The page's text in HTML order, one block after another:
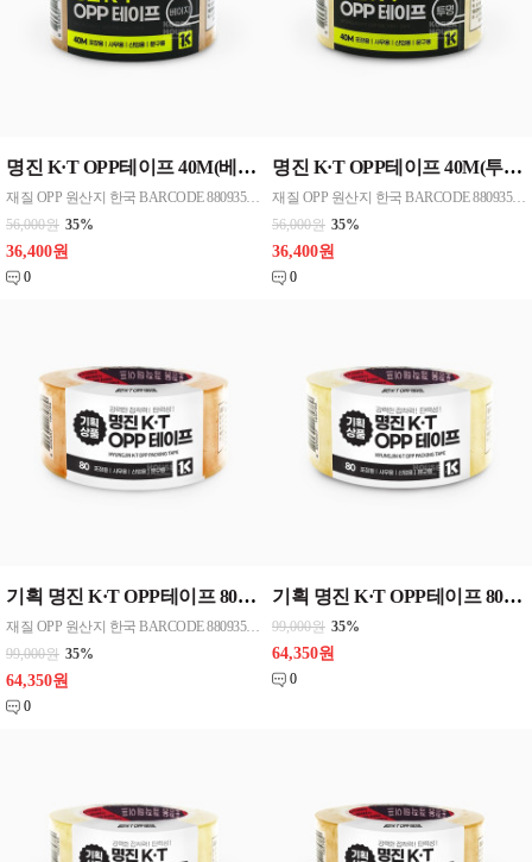
명진 K·T OPP테이프 40M(베이지) 48mmx40M 50개한박스단위 판매
재질 OPP 원산지 한국 BARCODE 8809357185758
56,000원 35%
36,400원
0
명진 K·T OPP테이프 40M(투명) 48mmx40M 50개 한박스단위 판매
재질 OPP 원산지 한국 BARCODE 8809357185741
56,000원 35%
36,400원
0
기획 명진 K·T OPP테이프 80Y(베이지) 48mmx80Y 50개 한박스단위판매
재질 OPP 원산지 한국 BARCODE 8809357185895
99,000원 35%
64,350원
0
기획 명진 K·T OPP테이프 80Y(투명) 48mmx80Y 50개 한박스단위판매
99,000원 35%
64,350원
0